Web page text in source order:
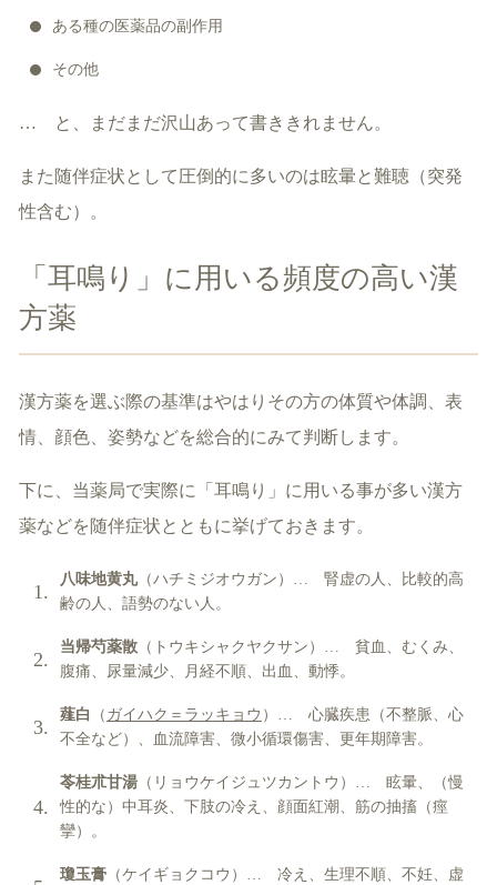
ある種の医薬品の副作用
その他
… と、まだまだ沢山あって書ききれません。
また随伴症状として圧倒的に多いのは眩暈と難聴（突発
性含む）。
「耳鳴り」に用いる頻度の高い漢
方薬
漢方薬を選ぶ際の基準はやはりその方の体質や体調、表
情、顔色、姿勢などを総合的にみて判断します。
下に、当薬局で実際に「耳鳴り」に用いる事が多い漢方
薬などを随伴症状とともに挙げておきます。
八味地黄丸（ハチミジオウガン）… 腎虚の人、比較的高
齢の人、語勢のない人。
当帰芍薬散（トウキシャクヤクサン）… 貧血、むくみ、
腹痛、尿量減少、月経不順、出血、動悸。
薤白 （ ガイハク＝ラッキョウ ）… 心臓疾患（不整脈、心
不全など）、血流障害、微小循環傷害、更年期障害。
苓桂朮甘湯（リョウケイジュツカントウ）… 眩暈、（慢
性的な）中耳炎、下肢の冷え、顔面紅潮、筋の抽搐（痙
攣）。
瓊玉膏（ケイギョクコウ）… 冷え、生理不順、不妊、虚